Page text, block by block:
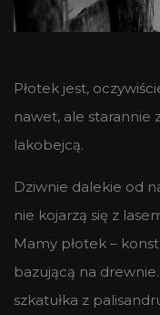
Płotek jest,
nawet, ale starannie
lakobejcą.
Dziwnie dalekie od
nie kojarzą się z
Mamy płotek –
bazującą na
szkatułka z